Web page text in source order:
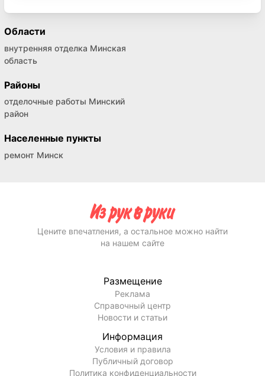
Области
внутренняя отделка Минская
область
Районы
отделочные работы Минский
район
Населенные пункты
ремонт Минск
Цените впечатления, а остальное можно найти
на нашем сайте
Размещение
Реклама
Справочный центр
Новости и статьи
Информация
Условия и правила
Публичный договор
Политика конфиденциальности